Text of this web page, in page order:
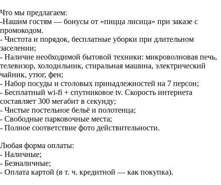
Что мы предлагаем:
-Нашим гостям — бонусы от «пицца лисица» при заказе с
промокодом.
- Чистота и порядок, бесплатные уборки при длительном
заселении;
- Наличие необходимой бытовой техники: микроволновая печь,
телевизор, холодильник, стиральная машина, электрический
чайник, утюг, фен;
- Набор посуды и столовых принадлежностей на 7 персон;
- Бесплатный wi-fi + спутниковое tv. Скорость интернета
составляет 300 мегабит в секунду;
- Чистые постельное бельё и полотенца;
- Свободные парковочные места;
- Полное соответствие фото действительности.
Любая форма оплаты:
- Наличные;
- Безналичные;
- Оплата картой (в т. ч. кредитной — как покупка).